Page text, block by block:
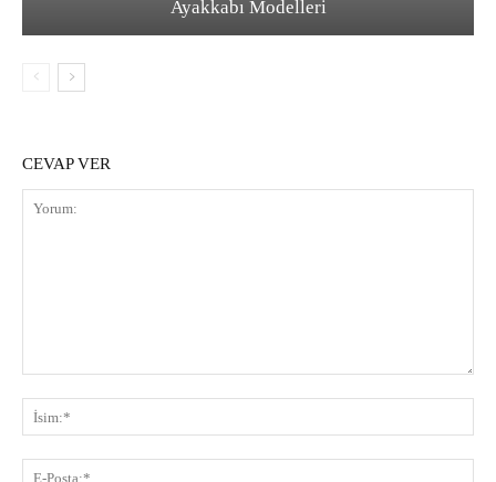
Ayakkabı Modelleri
CEVAP VER